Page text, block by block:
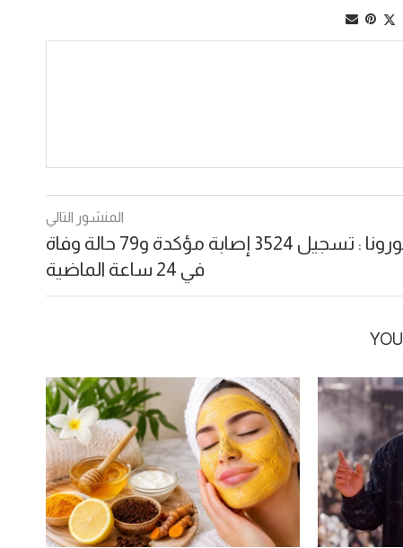
المنشور التالي
كورونا : تسجيل 3524 إصابة مؤكدة و79 حالة وفاة
في 24 ساعة الماضية